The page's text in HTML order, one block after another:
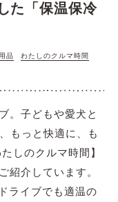
た「保温保冷
品
わたしのクルマ時間
。子どもや愛犬と
もっと快適に、も
しのクルマ時間】
紹介しています。
ライブでも適温の